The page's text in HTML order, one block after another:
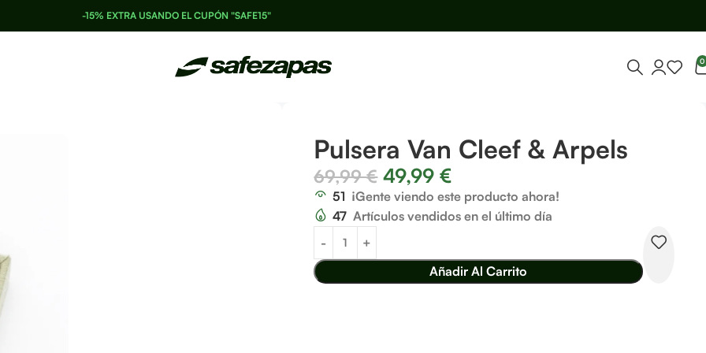
-15% EXTRA USANDO EL CUPÓN "SAFE15"
0
Pulsera Van Cleef & Arpels
69,99€ 49,99€
51 ¡Gente viendo este producto ahora!
47 Artículos vendidos en el último día
Añadir Al Carrito